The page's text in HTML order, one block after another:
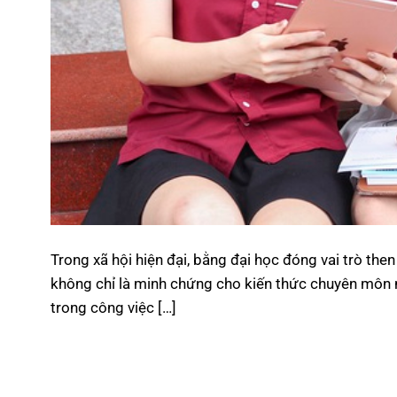
Trong xã hội hiện đại, bằng đại học đóng vai trò
không chỉ là minh chứng cho kiến thức chuyên
trong công việc […]